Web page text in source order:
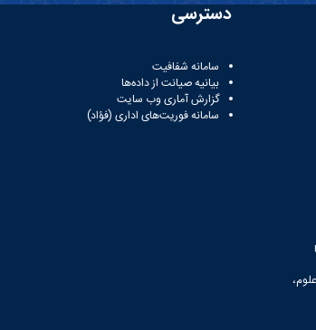
دسترسی
سامانه شفافیت
بیانیه صیانت از داده‌ها
گزارش آماری وب‌ سایت
سامانه فوریت‌های اداری (فؤاد)